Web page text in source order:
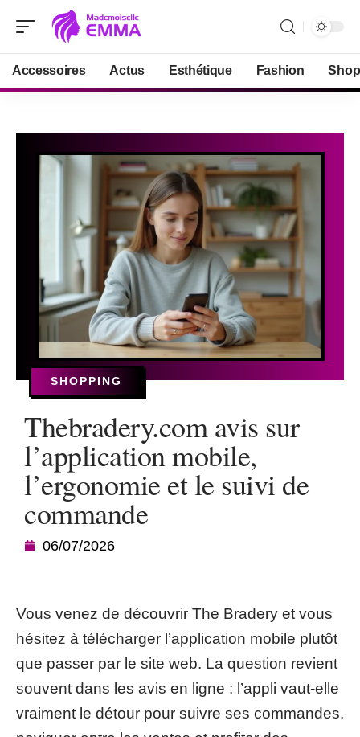
Accessoires Actus Esthétique Fashion
SHOPPING
Thebradery.com avis sur
l’application mobile,
l’ergonomie et le suivi de
commande
06/07/2026
Vous venez de découvrir The Bradery et vous
hésitez à télécharger l’application mobile plutôt
que passer par le site web. La question revient
souvent dans les avis en ligne : l’appli vaut-elle
vraiment le détour pour suivre ses commandes,